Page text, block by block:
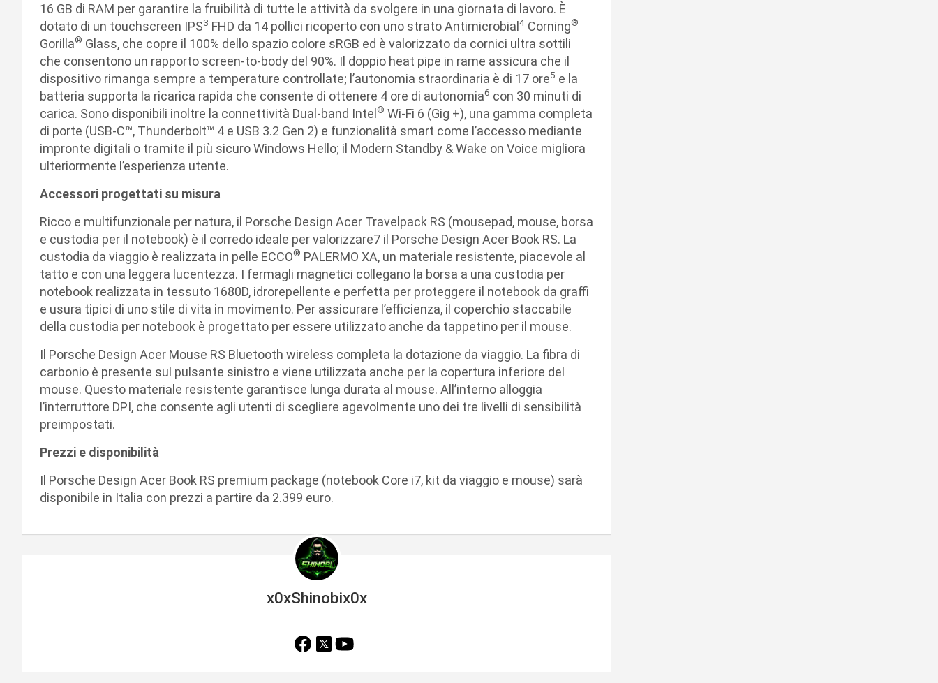
16 GB di RAM per garantire la fruibilità di tutte le attività da svolgere in una giornata di lavoro. È
dotato di un touchscreen IPS3 FHD da 14 pollici ricoperto con uno strato Antimicrobial 4 Corning®
Gorilla® Glass, che copre il 100% dello spazio colore sRGB ed è valorizzato da cornici ultra sottili
che consentono un rapporto screen-to-body del 90%. Il doppio heat pipe in rame assicura che il
dispositivo rimanga sempre a temperature controllate; l’autonomia straordinaria è di 17 ore5 e la
batteria supporta la ricarica rapida che consente di ottenere 4 ore di autonomia6 con 30 minuti di
carica. Sono disponibili inoltre la connettività Dual-band Intel ® Wi-Fi 6 (Gig +), una gamma completa
di porte (USB-C™, Thunderbolt™ 4 e USB 3.2 Gen 2) e funzionalità smart come l’accesso mediante
impronte digitali o tramite il più sicuro Windows Hello; il Modern Standby & Wake on Voice migliora
ulteriormente l’esperienza utente.
Accessori progettati su misura
Ricco e multifunzionale per natura, il Porsche Design Acer Travelpack RS (mousepad, mouse, borsa
e custodia per il notebook) è il corredo ideale per valorizzare7 il Porsche Design Acer Book RS. La
custodia da viaggio è realizzata in pelle ECCO® PALERMO XA, un materiale resistente, piacevole al
tatto e con una leggera lucentezza. I fermagli magnetici collegano la borsa a una custodia per
notebook realizzata in tessuto 1680D, idrorepellente e perfetta per proteggere il notebook da graffi
e usura tipici di uno stile di vita in movimento. Per assicurare l’efficienza, il coperchio staccabile
della custodia per notebook è progettato per essere utilizzato anche da tappetino per il mouse.
Il Porsche Design Acer Mouse RS Bluetooth wireless completa la dotazione da viaggio. La fibra di
carbonio è presente sul pulsante sinistro e viene utilizzata anche per la copertura inferiore del
mouse. Questo materiale resistente garantisce lunga durata al mouse. All’interno alloggia
l’interruttore DPI, che consente agli utenti di scegliere agevolmente uno dei tre livelli di sensibilità
preimpostati.
Prezzi e disponibilità
Il Porsche Design Acer Book RS premium package (notebook Core i7, kit da viaggio e mouse) sarà
disponibile in Italia con prezzi a partire da 2.399 euro.
x0xShinobix0x